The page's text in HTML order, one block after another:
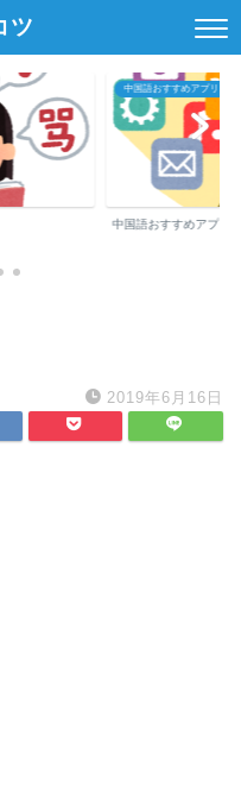
ツ
中国語おすすめアプリ・参
中国語おすすめアプリ
2019年6月16日